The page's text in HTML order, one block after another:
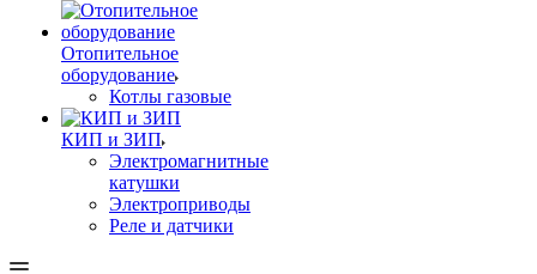
Отопительное
оборудование
Котлы газовые
КИП и ЗИП
Электромагнитные
катушки
Электроприводы
Реле и датчики